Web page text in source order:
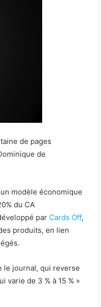
de pages
de
modèle économique
du CA
par Cards Off,
produits, en lien
le journal, qui reverse
varie de 3 % à 15 % »